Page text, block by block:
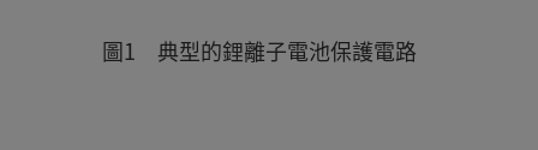
圖1 典型的鋰離子電池保護電路